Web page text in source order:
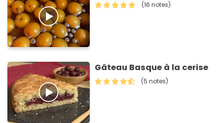
(16 notes)
Gâteau Basque à la cerise
(5 notes)